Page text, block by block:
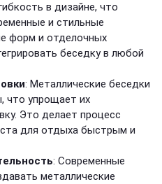
в дизайне, что
и стильные
форм и отделочных
беседку в любой
: Металлические беседки
что упрощает их
Это делает процесс
для отдыха быстрым и
: Современные
металлические